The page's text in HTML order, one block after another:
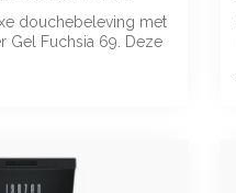
douchebeleving met
Gel Fuchsia 69. Deze